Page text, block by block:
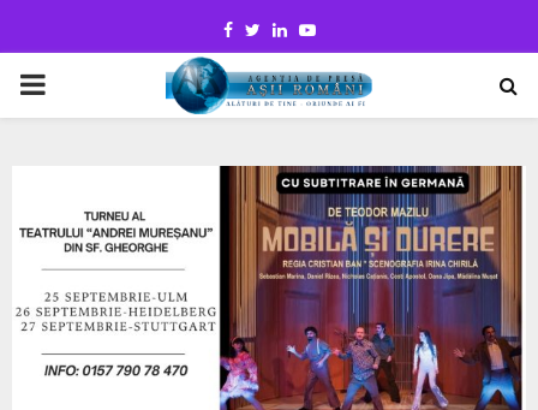
Facebook
TwitterLinkedinYoutube
PRIMARY